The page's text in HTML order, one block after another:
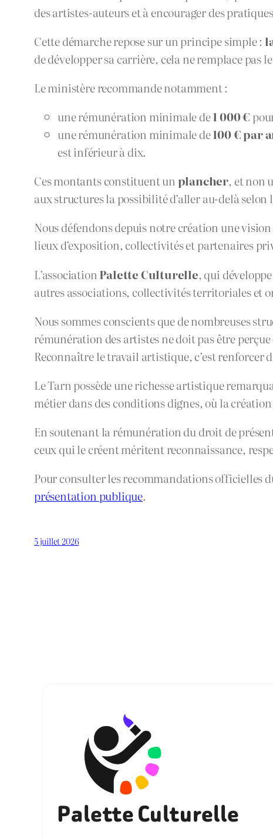
des artistes-auteurs et à encourager des
Cette démarche repose sur un principe simple :
de développer sa carrière, cela ne remplace
Le ministère recommande notamment :
une rémunération minimale de1 000 €
une rémunération minimale de100 € par
est inférieur à dix.
Ces montants constituent un plancher, et non
aux structures la possibilité d’aller au-delà selon
Nous défendons depuis notre création une
lieux d’exposition, collectivités et partenaires
L’association Palette Culturelle, qui
autres associations, collectivités territoriales et
Nous sommes conscients que de nombreuses
rémunération des artistes ne doit pas être
Reconnaître le travail artistique, c’est renforcer
Le Tarn possède une richesse artistique
métier dans des conditions dignes, où la
En soutenant la rémunération du droit de
ceux qui le créent méritent reconnaissance,
Pour consulter les recommandations officielles
présentation publique.
5 juillet 2026
Palette Culturelle